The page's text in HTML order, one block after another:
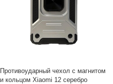
Противоударный чехол с магнитом
и кольцом Xiaomi 12 серебро